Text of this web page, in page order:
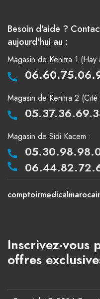
Besoin d'aide ?
aujourd'hui au :
Magasin de Kenitra 1 (Hay
Magasin de Kenitra 2 (Cité
Magasin de Sidi Kacem :
Inscrivez-vous
offres